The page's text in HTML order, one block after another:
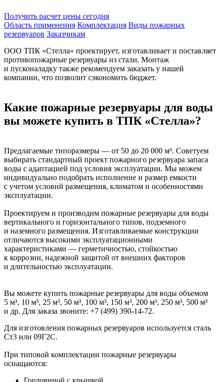
Получить расчет цены сегодня
Область применения Комплектация Виды пожарных
резервуаров Заказчикам
ООО ТПК «Стелла» проектирует, изготавливает и поставляет
противопожарные резервуары из стали. Монтаж
и пусконаладку также рекомендуем заказать у нашей
компании, что позволит сэкономить бюджет.
Какие пожарные резервуары для воды
вы можете купить в ТПК «Стелла»?
Предлагаемые типоразмеры — от 50 до 20 000 м³. Советуем
выбирать стандартный проект пожарного резервуара запаса
воды с адаптацией под условия эксплуатации. Мы можем
индивидуально подобрать исполнение и размер емкости
с учетом условий размещения, климатом и особенностями
эксплуатации.
Проектируем и производим пожарные резервуары для воды
вертикального и горизонтального типов, подземного
и наземного размещения. Изготавливаемые конструкции
отличаются высокими эксплуатационными
характеристиками — герметичностью, стойкостью
к коррозии, надежной защитой от внешних факторов
и длительностью эксплуатации.
Вы можете купить пожарные резервуары для воды объемом
5 м³, 10 м³, 25 м³, 50 м³, 100 м³, 150 м³, 200 м³, 250 м³, 500 м³
и др. Для заказа звоните: +7 (499) 390-14-72.
Для изготовления пожарных резервуаров используется сталь
Ст3 или 09Г2С.
При типовой комплектации пожарные резервуары
оснащаются:
Горловиной с крышкой.